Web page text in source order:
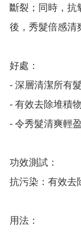
斷裂；同時，抗
後，秀髮倍感清
好處：
- 深層清潔所有
- 有效去除堆積
- 令秀髮清爽輕盈
功效測試：
抗污染：有效去
用法：